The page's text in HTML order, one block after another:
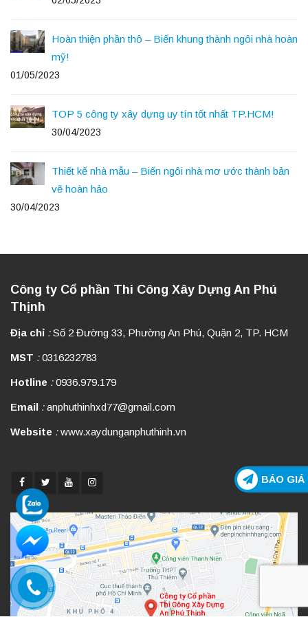
Hoàn thiện phần thô – Biến khung thành ngôi nhà hoàn
mỹ!
01/05/2023
TOP 5 công ty xây dựng uy tín tốt nhất TP.HCM!
30/04/2023
Thiết kế nhà mẫu – Biến ngôi nhà mơ ước thành bản
vẽ hoàn hảo
30/04/2023
Công ty Cổ phần Thi Công Xây Dựng An Phú
Thịnh
Địa chỉ :Số 2 Đường 33, Phường An Phú, Quận 2, TP. HCM
MST :0316232783
Hotline : 0936.979.179
Email :anphuthinhxd77@gmail.com
Website :www.xaydunganphuthinh.vn
BÁO GIÁ